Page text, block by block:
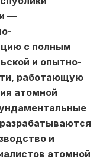
—
c полным
и опытно-
работающую
атомной
и
атомной